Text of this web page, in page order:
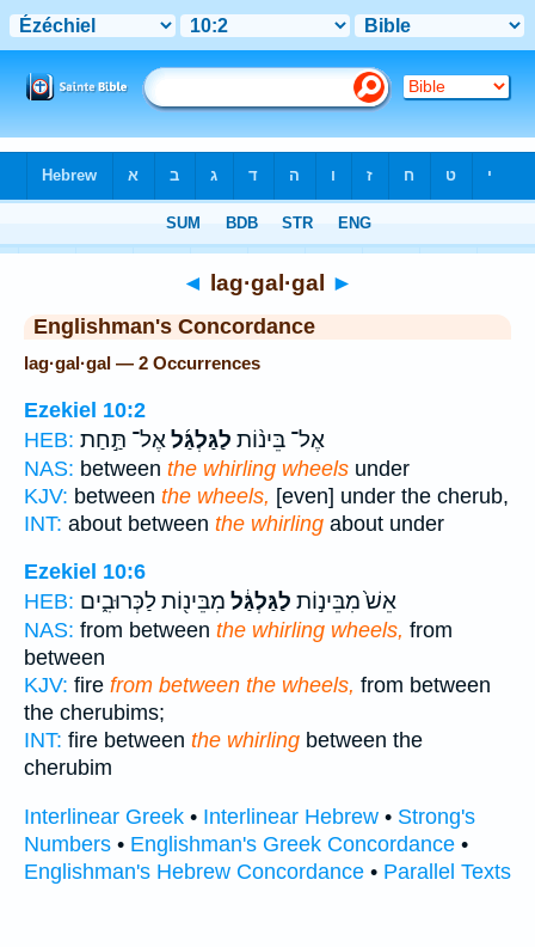
◄ lag·gal·gal ►
Englishman's Concordance
lag·gal·gal — 2 Occurrences
Ezekiel 10:2
HEB:
אֶל־ בֵּינ֨וֹת לַגַּלְגַּ֜לאֶל־ תַּ֣חַת
NAS: between the whirling wheels under
KJV: between the wheels, [even] under the cherub,
INT: about between the whirling about under
Ezekiel 10:6
HEB:
אֵשׁ֙ מִבֵּינ֣וֹת לַגַּלְגַּ֔ל מִבֵּינ֖וֹת לַכְּרוּבִ֑ים
NAS: from between the whirling wheels, from
between
KJV: fire from between the wheels, from between
the cherubims;
INT: fire between the whirling between the
cherubim
Interlinear Greek • Interlinear Hebrew • Strong's
Numbers • Englishman's Greek Concordance •
Englishman's Hebrew Concordance • Parallel Texts